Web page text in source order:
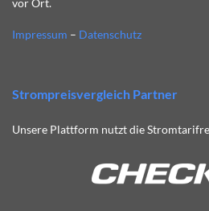
vor Ort.
Impressum – Datenschutz
Strompreisvergleich Partner
Unsere Plattform nutzt die